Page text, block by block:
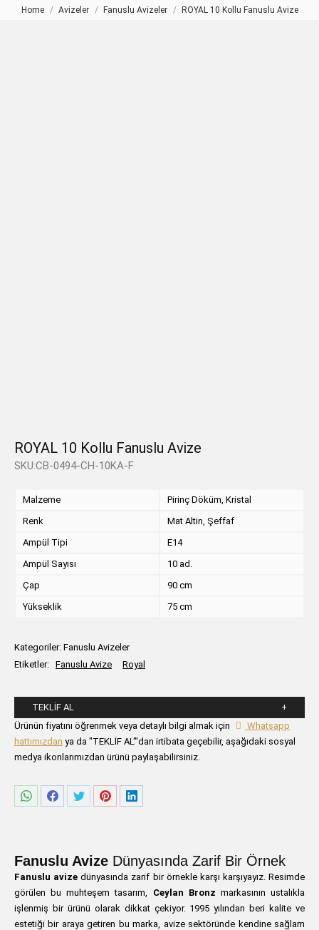
You are here:
Home Avizeler Fanuslu Avizeler ROYAL 10 Kollu Fanuslu Avize
ROYAL 10 Kollu Fanuslu Avize
SKU:CB-0494-CH-10KA-F
Malzeme
Pirinç Döküm, Kristal
Renk
Mat Altin, Şeffaf
Ampül Tipi
E14
Ampül Sayısı
10 ad.
Çap
90 cm
Yükseklik
75 cm
Kategoriler: Fanuslu Avizeler
Etiketler: Fanuslu Avize Royal
TEKLIF AL
Lütfen aşağıdaki formu alanlarını doldurunuz.
Ürünün fiyatını öğrenmek veya detaylı bilgi almak için
Whatsapp
hattımızdan ya da "TEKLİF AL"'dan irtibata geçebilir, aşağıdaki sosyal
medya ikonlarımızdan ürünü paylaşabilirsiniz.
ShareShareShareShareShare
Fanuslu Avize Dünyasında Zarif Bir Örnek
Fanuslu avize dünyasında zarif bir örnekle karşı karşıyayız. Resimde
görülen bu muhteşem tasarım, Ceylan Bronz markasının ustalıkla
işlenmiş bir ürünü olarak dikkat çekiyor. 1995 yılından beri kalite ve
estetiği bir araya getiren bu marka, avize sektöründe kendine sağlam